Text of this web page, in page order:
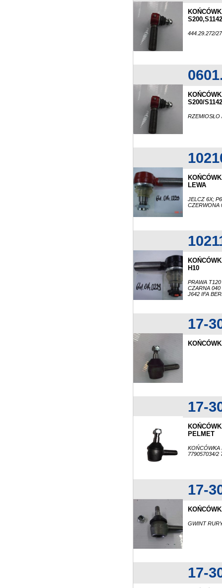
S200,S1142
444.29.272/
S200/S1142
RZEMIOSŁO
LEWA
JELCZ 6X;
CZERWONA
H10
PRAWA
CZARNA 040
J642 IFA
17-
17-
PELMET
KOŃCÓWKA
779057034/2
17-
GWINT
17-